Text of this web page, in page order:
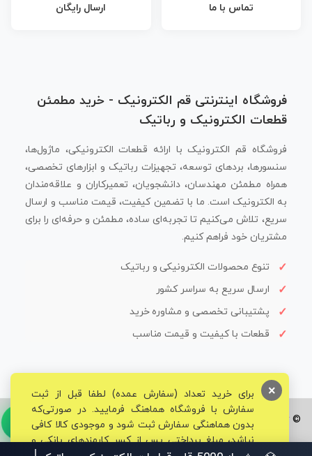
تماس با ما ارسال رایگان
فروشگاه اینترنتی قم الکترونیک - خرید مطمئن
قطعات الکترونیک و رباتیک
فروشگاه قم الکترونیک با ارائه قطعات الکترونیکی، ماژول‌ها،
سنسورها، بردهای توسعه، تجهیزات رباتیک و ابزارهای تخصصی،
همراه مطمئن مهندسان، دانشجویان، تعمیرکاران و علاقه‌مندان
به الکترونیک است. ما با تضمین کیفیت، قیمت مناسب و ارسال
سریع، تلاش می‌کنیم تا تجربه‌ای ساده، مطمئن و حرفه‌ای را برای
مشتریان خود فراهم کنیم.
تنوع محصولات الکترونیکی و رباتیک
ارسال سریع به سراسر کشور
پشتیبانی تخصصی و مشاوره خرید
قطعات با کیفیت و قیمت مناسب
© تمامی حقوق برای فروشگاه تخصصی قم الکترونیک محفوظ می‌باشد.
برای خرید تعداد (سفارش عمده) لطفا قبل از ثبت
سفارش با فروشگاه هماهنگ فرمایید. در صورتی‌که
بدون هماهنگی سفارش ثبت شود و موجودی کالا کافی
نباشد، مبلغ پرداختی پس از کسر کارمزدهای بانکی و
×